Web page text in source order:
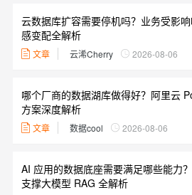
云数据库扩容需要停机吗？业务受影
感变配全解析
文章 云浠Cherry 2026-08-06
哪个厂商的数据湖库做得好？阿里云
方案深度解析
文章 数据cool 2026-08-06
AI 应用的数据底座需要满足哪些能力
支撑大模型 RAG 全解析